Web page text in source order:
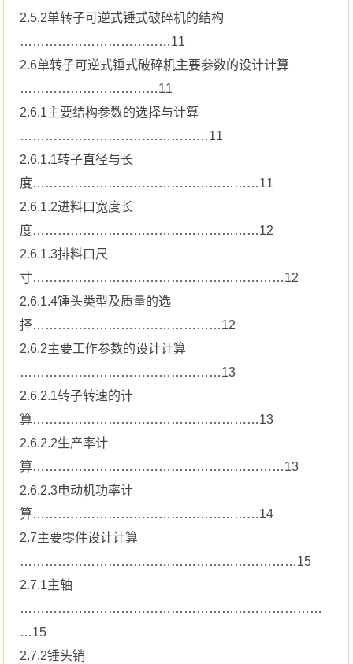
2.5.2单转子可逆式锤式破碎机的结构
………………………………11
2.6单转子可逆式锤式破碎机主要参数的设计计算
……………………………11
2.6.1主要结构参数的选择与计算
………………………………………11
2.6.1.1转子直径与长
度………………………………………………11
2.6.1.2进料口宽度长
度………………………………………………12
2.6.1.3排料口尺
寸……………………………………………………12
2.6.1.4锤头类型及质量的选
择………………………………………12
2.6.2主要工作参数的设计计算
…………………………………………13
2.6.2.1转子转速的计
算………………………………………………13
2.6.2.2生产率计
算……………………………………………………13
2.6.2.3电动机功率计
算………………………………………………14
2.7主要零件设计计算
…………………………………………………………15
2.7.1主轴
………………………………………………………………
…15
2.7.2锤头销